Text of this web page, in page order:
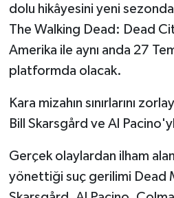
dolu hikâyesini yeni
The Walking Dead: Dead
Amerika ile aynı anda 27
platformda olacak.
Kara mizahın sınırlarını
Bill Skarsgård ve Al
Gerçek olaylardan ilham
yönettiği suç gerilimi Dead